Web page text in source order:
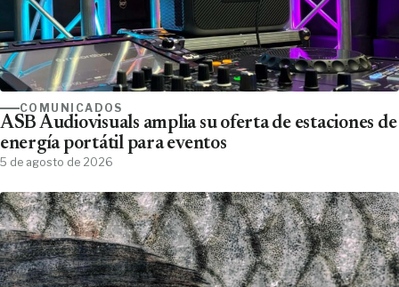
COMUNICADOS
ASB Audiovisuals amplia su oferta de estaciones de
energía portátil para eventos
5 de agosto de 2026